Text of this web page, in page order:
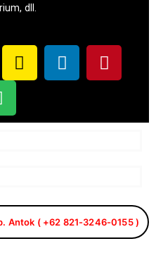
dll.
Antok ( +62 821-3246-0155 )